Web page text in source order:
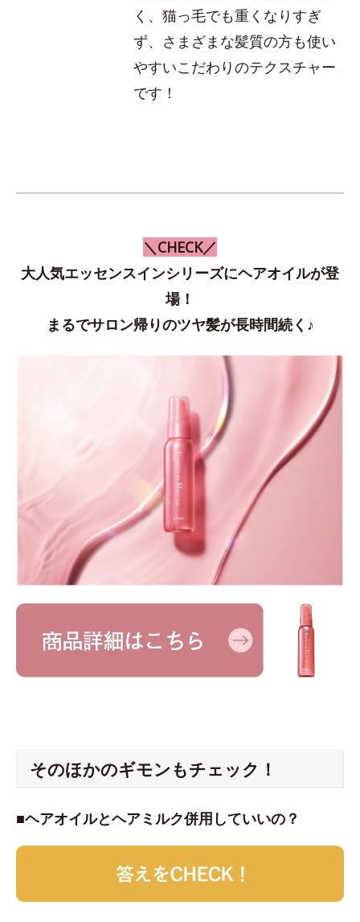
く、猫っ毛でも重くなりすぎ
ず、さまざまな髪質の方も使い
やすいこだわりのテクスチャー
です！
＼CHECK／
大人気エッセンスインシリーズにヘアオイルが登
場！
まるでサロン帰りのツヤ髪が長時間続く♪
そのほかのギモンもチェック！
■ヘアオイルとヘアミルク併用していいの？